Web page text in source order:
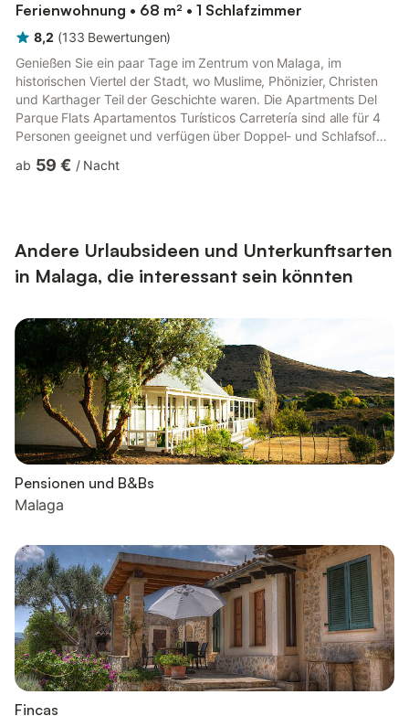
Ferienwohnung • 68 m² • 1 Schlafzimmer
8,2 (133 Bewertungen)
Genießen Sie ein paar Tage im Zentrum von Malaga, im
historischen Viertel der Stadt, wo Muslime, Phönizier, Christen
und Karthager Teil der Geschichte waren. Die Apartments Del
Parque Flats Apartamentos Turísticos Carretería sind alle für 4
Personen geeignet und verfügen über Doppel- und Schlafsofas
Schlafsofa. Das Carreteria AT Luxuriöse Apartment bietet
und ...
ab 59 € / Nacht
Andere Urlaubsideen und Unterkunftsarten
in Malaga, die interessant sein könnten
Pensionen und B&Bs
Malaga
Fincas